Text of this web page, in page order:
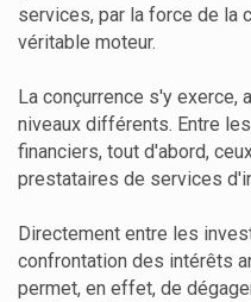
services, par la force de la
véritable moteur.
La conçurrence s'y exerce,
niveaux différents. Entre
financiers, tout d'abord,
prestataires de services
Directement entre les
confrontation des intérêts
permet, en effet, de